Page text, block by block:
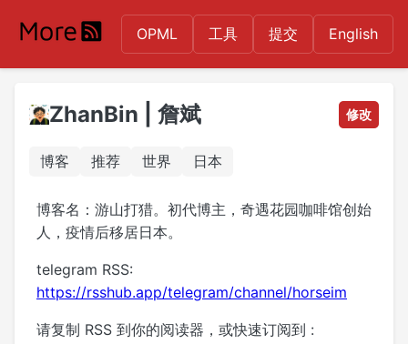
OPML 工具 提交 English
ZhanBin | 詹斌 修改
博客 推荐 世界 日本
博客名：游山打猎。初代博主，奇遇花园咖啡馆创始
人，疫情后移居日本。
telegram RSS:
https://rsshub.app/telegram/channel/horseim
请复制 RSS 到你的阅读器，或快速订阅到 :